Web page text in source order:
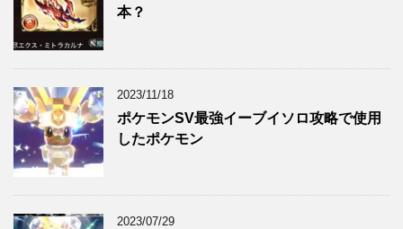
本？
2023/11/18
ポケモンSV最強イーブイソロ攻略で使用
したポケモン
2023/07/29